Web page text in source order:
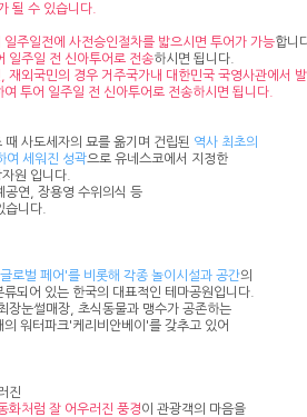
될 수 있습니다.
일주일전에 사전승인절차를 밟으시면 투어가 가능합니
일주일 전 신아투어로 전송하시면 됩니다.
재외국민의 경우 거주국가내 대한민국 국영사관에서
투어 일주일 전 신아투어로 전송하시면 됩니다.
때 사도세자의 묘를 옮기며 건립된 역사 최초의
여 세워진 성곽으로 유네스코에서 지정한
원 입니다.
공연, 장용영 수위의식 등
습니다.
로벌 페어'를 비롯해 각종 놀이시설과 공간의
되어 있는 한국의 대표적인 테마공원입니다.
장눈썰매장, 초식동물과 맹수가 공존하는
워터파크'케리비안베이'를 갖추고 있어
진
화처럼 잘 어우러진 풍경이 관광객의 마음을